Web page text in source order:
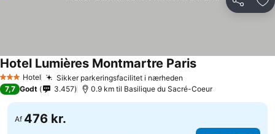
Del
3 StjernerHotel Sikker parkeringsfacilitet i nærheden
Hotel Lumières Montmartre Paris
7,7 Godt 3.457 0.9 km til Basilique du Sacré-Coeur
Af 476 kr.